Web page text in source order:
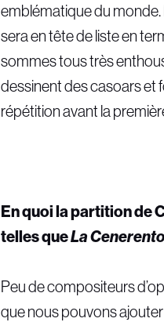
emblématique du monde.
sera en tête de liste en
sommes tous très
dessinent des casoars et
répétition avant la
En quoi la partition de
telles queLa
Peu de compositeurs
que nous pouvons